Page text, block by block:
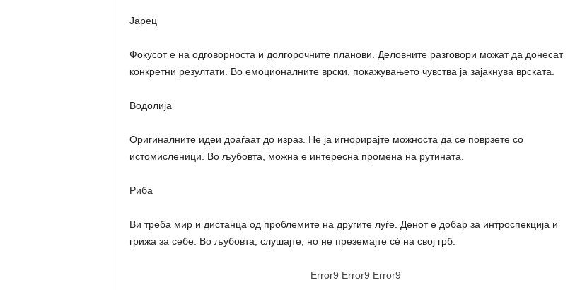
Јарец
Фокусот е на одговорноста и долгорочните планови. Деловните разговори можат да донесат
конкретни резултати. Во емоционалните врски, покажувањето чувства ја зајакнува врската.
Водолија
Оригиналните идеи доаѓаат до израз. Не ја игнорирајте можноста да се поврзете со
истомисленици. Во љубовта, можна е интересна промена на рутината.
Риба
Ви треба мир и дистанца од проблемите на другите луѓе. Денот е добар за интроспекција и
грижа за себе. Во љубовта, слушајте, но не преземајте сè на свој грб.
Error9 Error9 Error9